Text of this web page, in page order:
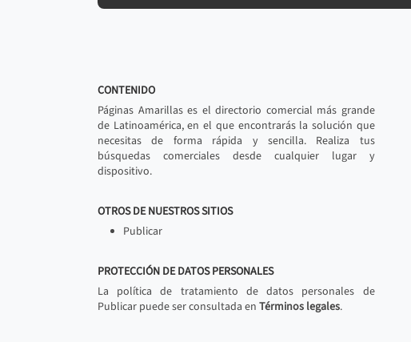
CONTENIDO
Páginas Amarillas es el directorio comercial más grande
de Latinoamérica, en el que encontrarás la solución que
necesitas de forma rápida y sencilla. Realiza tus
búsquedas comerciales desde cualquier lugar y
dispositivo.
OTROS DE NUESTROS SITIOS
Publicar
PROTECCIÓN DE DATOS PERSONALES
La política de tratamiento de datos personales de
Publicar puede ser consultada en Términos legales.